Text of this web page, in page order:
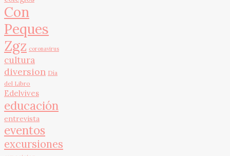
Con
Peques
Zgz coronavirus
cultura
diversion Día
del Libro
Edelvives
educación
entrevista
eventos
excursiones